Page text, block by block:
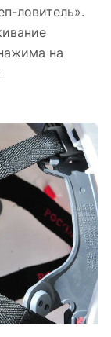
ловитель».
на